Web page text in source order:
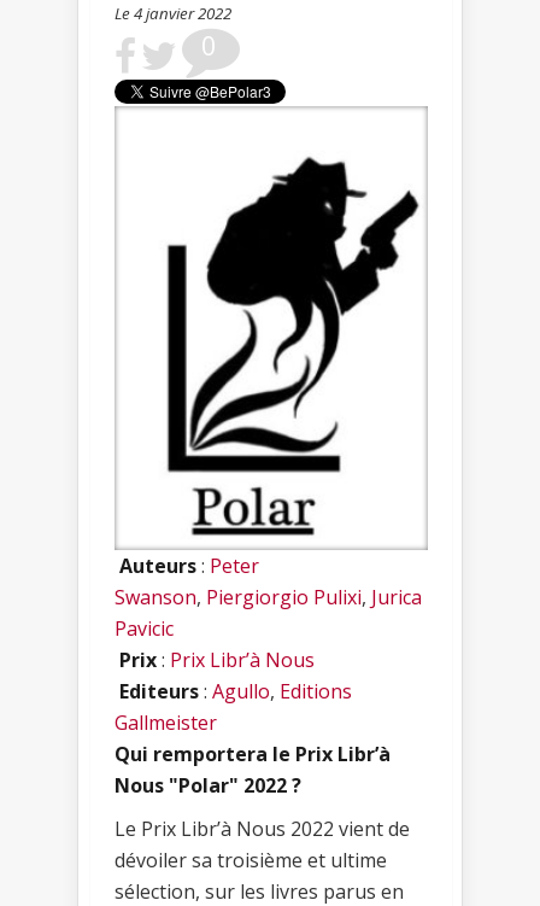
Le 4 janvier 2022
0
Auteurs: Peter
Swanson, Piergiorgio Pulixi, Jurica
Pavicic
Prix: Prix Libr’à Nous
Editeurs: Agullo, Editions
Gallmeister
Qui remportera le Prix Libr’à
Nous "Polar" 2022 ?
Le Prix Libr’à Nous 2022 vient de
dévoiler sa troisième et ultime
sélection, sur les livres parus en